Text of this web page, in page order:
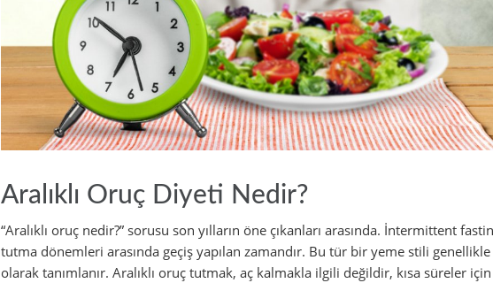
Aralıklı Oruç Diyeti Nedir?
“Aralıklı oruç nedir?” sorusu son yılların öne çıkanları arasında. İntermittent
tutma dönemleri arasında geçiş yapılan zamandır. Bu tür bir yeme stili
olarak tanımlanır. Aralıklı oruç tutmak, aç kalmakla ilgili değildir, kısa süreler